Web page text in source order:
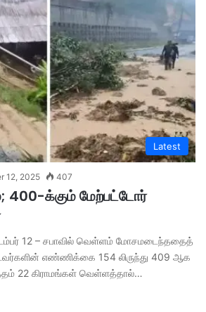
Latest
12, 2025 407
400-க்கும் மேற்பட்டோர்
12 – சபாவில் வெள்ளம் மோசமடைந்ததைத்
எண்ணிக்கை 154 லிருந்து 409 ஆக
22 கிராமங்கள் வெள்ளத்தால்…